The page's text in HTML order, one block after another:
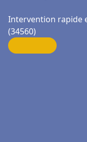
Intervention rapide
(34560)